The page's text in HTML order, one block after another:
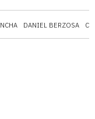
DANIEL BERZOSA